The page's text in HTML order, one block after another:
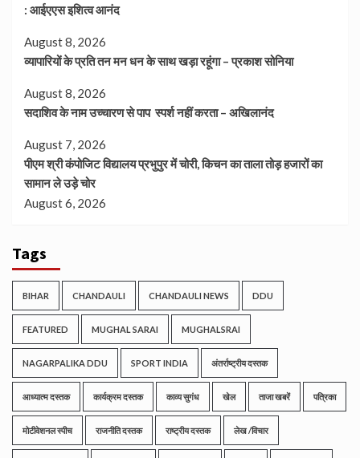
: आईएएस इशित्व आनंद
August 8, 2026
व्यापारियों के प्रति तन मन धन के साथ खड़ा रहूंगा – प्रकाश सोनिया
August 8, 2026
सदाशिव के नाम उच्चारण से पाप स्पर्श नहीं करता – अखिलानंद
August 7, 2026
पीएम श्री कंपोजिट विद्यालय प्रभुपुर में चोरी, किचन का ताला तोड़ हजारों का
सामान ले उड़े चोर
August 6, 2026
Tags
BIHAR CHANDAULI CHANDAULI NEWS DDU
FEATURED MUGHAL SARAI MUGHALSRAI
NAGARPALIKA DDU SPORT INDIA अंतर्राष्ट्रीय दस्तक
आध्यात्म दस्तक कार्यक्रम दस्तक काव्य सुगंध खेल ताजा खबरें पत्रिका
मोटीवेशनल स्पीच राजनीति दस्तक राष्ट्रीय दस्तक लेख /विचार